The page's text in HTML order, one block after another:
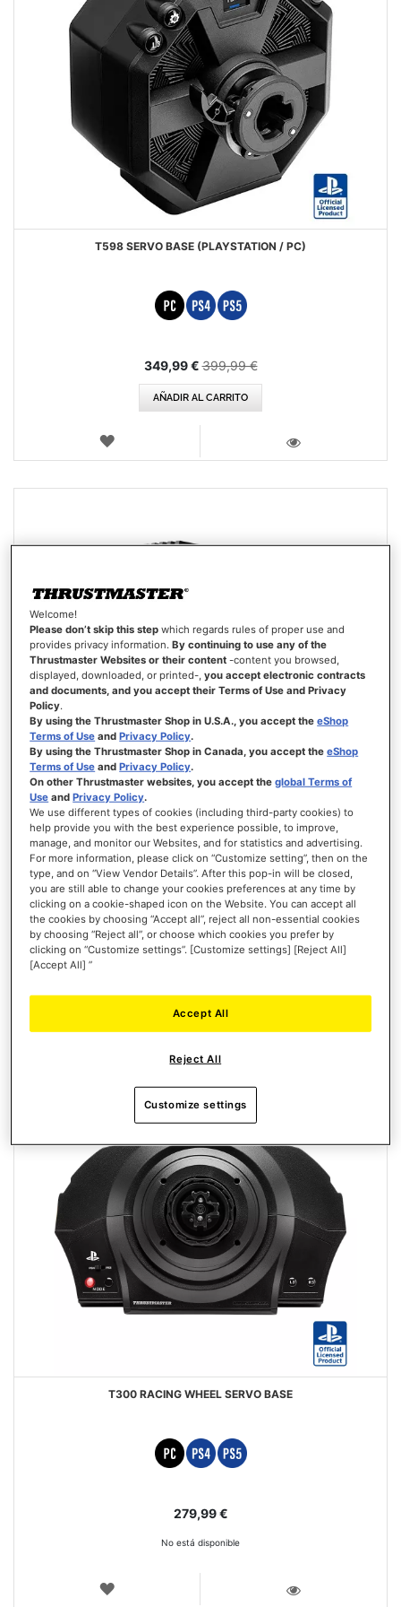
T598 SERVO BASE (PLAYSTATION / PC)
Precio
349,99 € 399,99 €
AÑADIR AL CARRITO
LISTA
T818 BLACK EDITION
599,99 €
VISTA
T300 RACING WHEEL SERVO BASE
279,99 €
No está disponible
LISTA
Welcome!
Please don’t skip this step which regards rules of proper use and
provides privacy information.By continuing to use any of the
Thrustmaster Websites or their content -content you browsed,
displayed, downloaded, or printed-,you accept electronic contracts
and documents, and you accept their Terms of Use and Privacy
Policy.
By using the Thrustmaster Shop in U.S.A., you accept theeShop
Terms of Use andPrivacy Policy.
By using the Thrustmaster Shop in Canada, you accept theeShop
Terms of Use andPrivacy Policy.
On other Thrustmaster websites, you accept theglobal Terms of
Use andPrivacy Policy.
We use different types of cookies (including third-party cookies) to
help provide you with the best experience possible, to improve,
manage, and monitor our Websites, and for statistics and advertising.
For more information, please click on “Customize setting”, then on the
type, and on “View Vendor Details”. After this pop-in will be closed,
you are still able to change your cookies preferences at any time by
clicking on a cookie-shaped icon on the Website. You can accept all
the cookies by choosing “Accept all”, reject all non-essential cookies
by choosing “Reject all”, or choose which cookies you prefer by
clicking on “Customize settings”. [Customize settings] [Reject All]
[Accept All] ”
Reject All
Accept All
Customize settings